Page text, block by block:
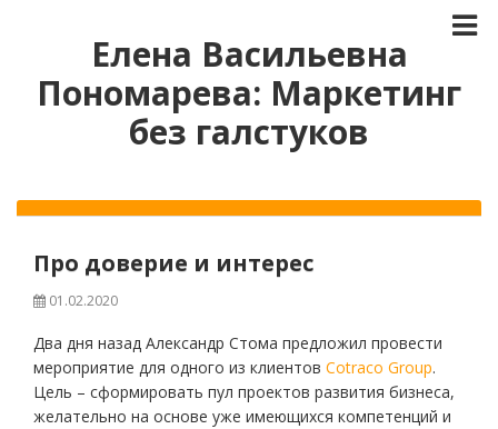
Елена Васильевна
Пономарева: Маркетинг
без галстуков
Про доверие и интерес
01.02.2020
Два дня назад Александр Стома предложил провести
мероприятие для одного из клиентов Cotraco Group.
Цель – сформировать пул проектов развития бизнеса,
желательно на основе уже имеющихся компетенций и